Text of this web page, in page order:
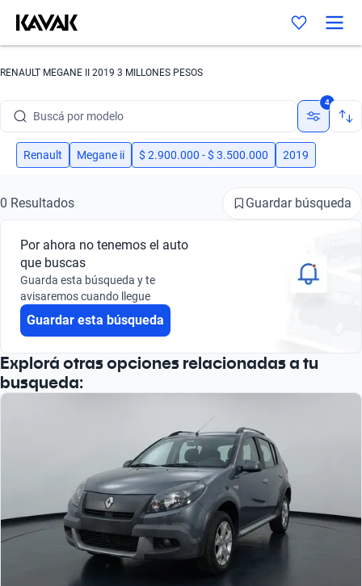
RENAULT MEGANE II 2019 3 MILLONES PESOS
Buscá por modelo
Buscá por versión
Buscá por marca
Buscá por modelo
Buscá por versión
4
Renault Megane ii $ 2.900.000 - $ 3.500.000 2019
0 Resultados Guardar búsqueda
Por ahora no tenemos el auto
que buscas
Guarda esta búsqueda y te
avisaremos cuando llegue
Guardar esta búsqueda
Explorá otras opciones relacionadas a tu
busqueda: